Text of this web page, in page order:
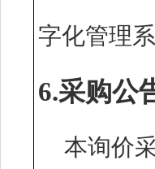
字化管理
6.采购公
本询价